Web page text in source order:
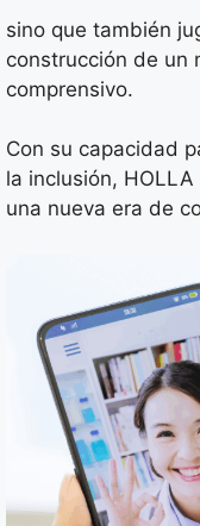
sino que también
construcción de un
comprensivo.
Con su capacidad
la inclusión,
una nueva era de